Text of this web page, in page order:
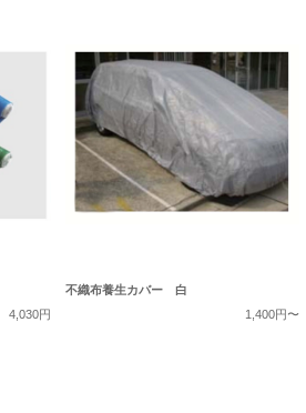
4,030円
不織布養生カバー 白
1,400円〜